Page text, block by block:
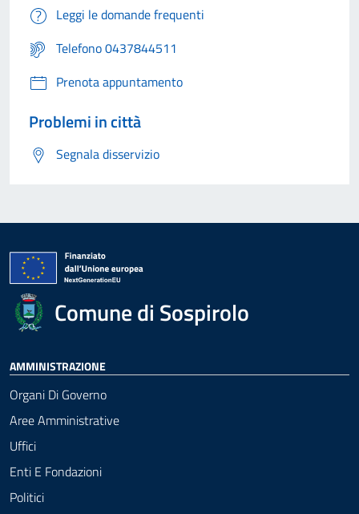
Leggi le domande frequenti
Telefono 0437844511
Prenota appuntamento
Problemi in città
Segnala disservizio
Comune di Sospirolo
AMMINISTRAZIONE
Organi Di Governo
Aree Amministrative
Uffici
Enti E Fondazioni
Politici